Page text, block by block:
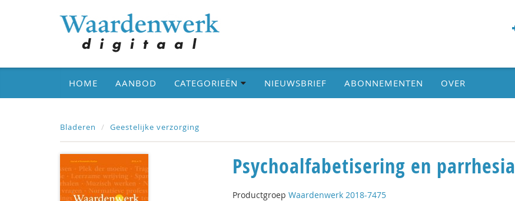
HOME AANBOD CATEGORIEËN NIEUWSBRIEF ABONNEMENTEN OVER
Bladeren Geestelijke verzorging
Psychoalfabetisering en parrhesia
Productgroep Waardenwerk 2018-7475